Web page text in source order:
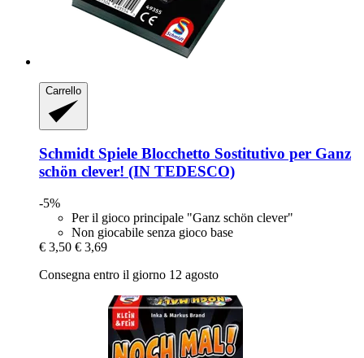
Carrello
Schmidt Spiele Blocchetto Sostitutivo per Ganz
schön clever! (IN TEDESCO)
-5%
Per il gioco principale "Ganz schön clever"
Non giocabile senza gioco base
€ 3,50 € 3,69
Consegna entro il giorno 12 agosto